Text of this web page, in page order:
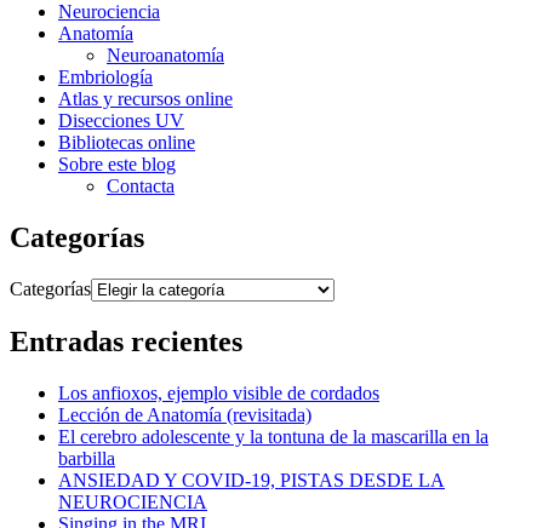
Neurociencia
Anatomía
Neuroanatomía
Embriología
Atlas y recursos online
Disecciones UV
Bibliotecas online
Sobre este blog
Contacta
Categorías
Categorías
Entradas recientes
Los anfioxos, ejemplo visible de cordados
Lección de Anatomía (revisitada)
El cerebro adolescente y la tontuna de la mascarilla en la
barbilla
ANSIEDAD Y COVID-19, PISTAS DESDE LA
NEUROCIENCIA
Singing in the MRI